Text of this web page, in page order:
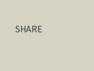
SHARE